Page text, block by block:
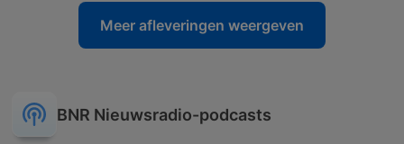
Meer afleveringen weergeven
BNR Nieuwsradio-podcasts